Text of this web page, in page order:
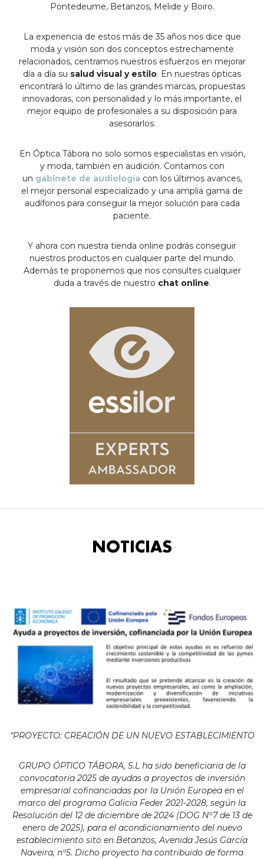
Pontedeume, Betanzos, Melide y Boiro.
La experiencia de estos más de 35 años nos dice que
moda y visión son dos conceptos estrechamente
relacionados, centramos nuestros esfuerzos en mejorar
día a día su salud visual y estilo. En nuestras ópticas
encontrará lo último de las grandes marcas, propuestas
innovadoras, con personalidad y lo más importante, el
mejor equipo de profesionales a su disposición para
asesorarlos.
En Óptica Tábora no solo somos especialistas en visión,
y moda, también en audición. Contamos con
un gabinete de audiología con los últimos avances,
el mejor personal especializado y una amplia gama de
audífonos para conseguir la mejor solución para cada
paciente.
Y ahora con nuestra tienda online podrás conseguir
nuestros productos en cualquier parte del mundo.
Además te proponemos que nos consultes cualquier
duda a través de nuestro chat online.
NOTICIAS
“PROYECTO: CREACIÓN DE UN NUEVO ESTABLECIMIENTO
GRUPO ÓPTICO TÁBORA, S.L ha sido beneficiaria de la
convocatoria 2025 de ayudas a proyectos de inversión
empresarial cofinanciadas por la Unión Europea en el
marco del programa Galicia Feder 2021-2028, según la
Resolución del 12 de diciembre de 2024 (DOG Nº7 de 13 de
enero de 2025), para el acondicionamiento del nuevo
establecimiento sito en Betanzos, Avenida Jesús García
Naveira, nº5. Dicho proyecto ha contribuido de forma